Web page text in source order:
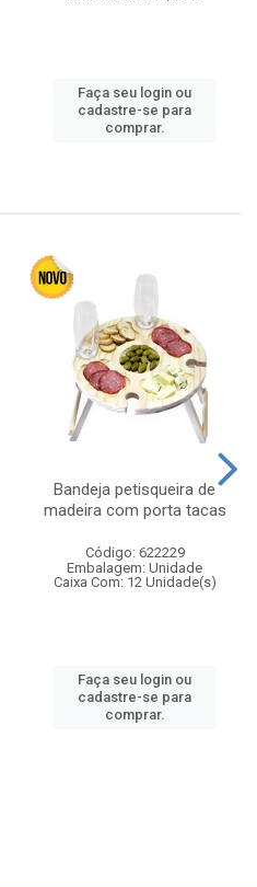
Faça seu login ou
cadastre-se para
comprar.
Bandeja petisqueira de
madeira com porta tacas
Código: 622229
Embalagem: Unidade
Caixa Com: 12 Unidade(s)
Faça seu login ou
cadastre-se para
comprar.